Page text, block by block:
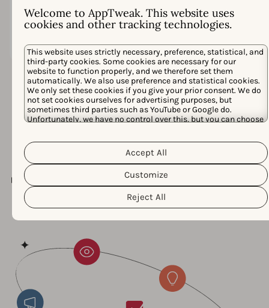
Welcome to AppTweak. This website uses
cookies and other tracking technologies.
This website uses strictly necessary, preference, statistical, and
third-party cookies. Some cookies are necessary for our
website to function properly, and we therefore set them
automatically. We also use preference and statistical cookies.
We only set these cookies if you give your prior consent. We do
not set cookies ourselves for advertising purposes, but
sometimes third parties such as YouTube or Google do.
Unfortunately, we have no control over this, but you can choose
use, please read our
Cookie Policy &
. You can
customize your cookie settings and preferences by clicking the
“Customize” button.
Reject All
Customize
Accept All
장 한계
로 이어
집니다.
AppTweak에서만 사용 가능
한
고급 기능
Sensor Tower가 추적하는 곳이라면, AppTweak은 팀이 더
빠르게 행동하고 더 잘 협업하며 장기적인 성장을 촉진하도
록 돕는 운영 도구로 변화를 일으키는 곳입니다.